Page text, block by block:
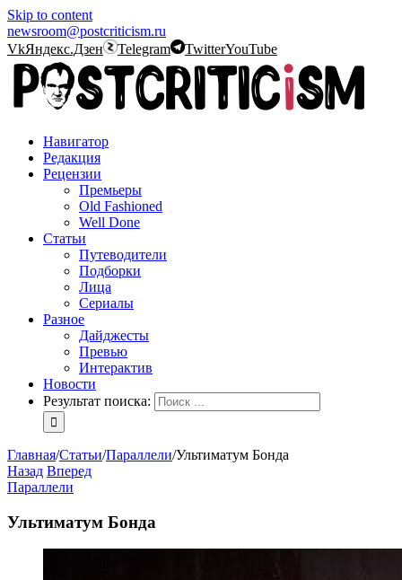
Skip to content
newsroom@postcriticism.ru
VkЯндекс.Дзен Telegram TwitterYouTube
Навигатор
Редакция
Рецензии
Премьеры
Old Fashioned
Well Done
Статьи
Путеводители
Подборки
Лица
Сериалы
Разное
Дайджесты
Превью
Интерактив
Новости
Результат поиска:
Главная/Статьи/Параллели/Ультиматум Бонда
Назад Вперед
Параллели
Ультиматум Бонда